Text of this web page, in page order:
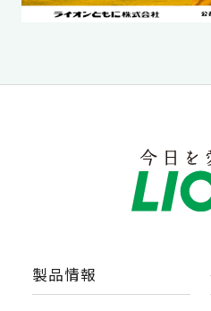
製品情報